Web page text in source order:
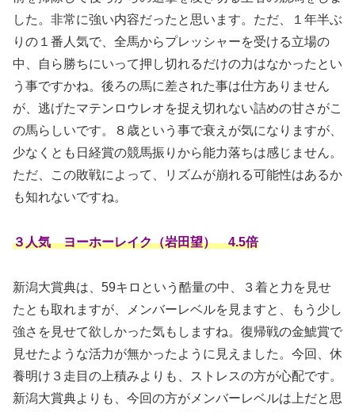
した。非常に強い内容だったと思います。ただ、１年半ぶ
りの１番人気で、全馬からプレッシャーを受ける立場の
中、自ら勝ちにいって押し切れるだけの力はなかったとい
う事ですかね。後ろの馬に差された事は仕方ありません
が、逃げたマテンロウレオを捉え切れない詰めの甘さがこ
の馬らしいです。８歳という事で衰えが気になりますが、
少なくとも日経賞の競馬振りから能力落ちは感じません。
ただ、この敗戦によって、リズムが崩れる可能性はあるか
も知れないですね。
３人気 ヨーホーレイク（岩田望） 4.5倍
新潟大賞典は、59キロという酷量の中、３着と力を見せ
たとも取れますが、メンバーレベルを見ますと、もう少し
強さを見せて欲しかった気もしますね。復帰戦の金鯱賞で
見せたような活力が無かったように見えました。今回、休
養明け３走目の上積みよりも、ストレスの方が心配です。
新潟大賞典よりも、今回の方がメンバーレベルは上だと思